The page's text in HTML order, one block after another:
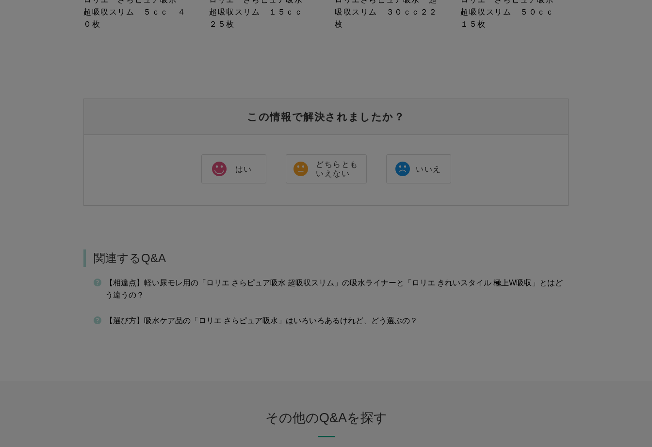
超吸収スリム ５ｃｃ ４
０枚
超吸収スリム １５ｃｃ
２５枚
吸収スリム ３０ｃｃ２２
枚
超吸収スリム ５０ｃｃ
１５枚
この情報で解決されましたか？
はい
どちらとも
いえない
いいえ
関連するQ&A
【相違点】軽い尿モレ用の「ロリエ さらピュア吸水 超吸収スリム」の吸水ライナーと「ロリエ きれいスタイル 極上W吸収」とはど
う違うの？
【選び方】吸水ケア品の「ロリエ さらピュア吸水」はいろいろあるけれど、どう選ぶの？
その他のQ&Aを探す